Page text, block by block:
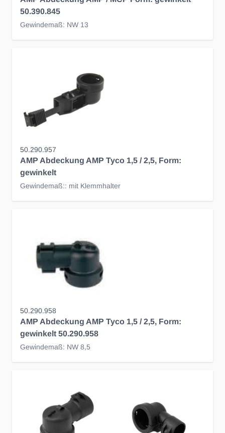
50.390.845
Gewindemaß: NW 13
50.290.957
AMP Abdeckung AMP Tyco 1,5 / 2,5, Form:
gewinkelt
Gewindemaß:: mit Klemmhalter
50.290.958
AMP Abdeckung AMP Tyco 1,5 / 2,5, Form:
gewinkelt 50.290.958
Gewindemaß: NW 8,5